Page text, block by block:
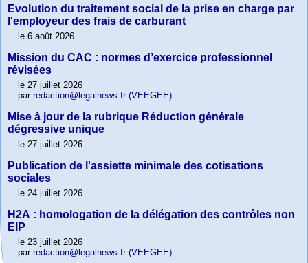
Evolution du traitement social de la prise en charge par
l'employeur des frais de carburant
le 6 août 2026
Mission du CAC : normes d’exercice professionnel
révisées
le 27 juillet 2026
par redaction@legalnews.fr (VEEGEE)
Mise à jour de la rubrique Réduction générale
dégressive unique
le 27 juillet 2026
Publication de l'assiette minimale des cotisations
sociales
le 24 juillet 2026
H2A : homologation de la délégation des contrôles non
EIP
le 23 juillet 2026
par redaction@legalnews.fr (VEEGEE)